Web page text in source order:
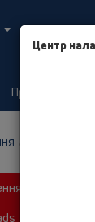
Продукты
Центр